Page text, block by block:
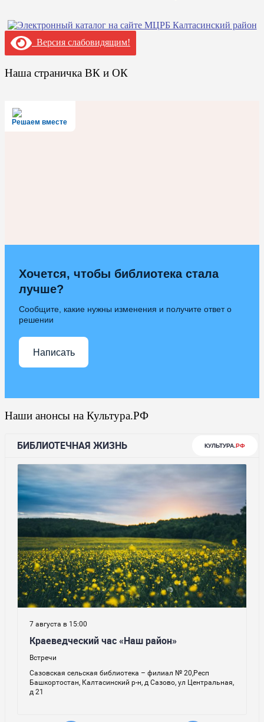
Версия слабовидящим!
Наша страничка ВК и ОК
Решаем вместе
Хочется, чтобы библиотека стала
лучше?
Сообщите, какие нужны изменения и получите ответ о
решении
Написать
Наши анонсы на Культура.РФ